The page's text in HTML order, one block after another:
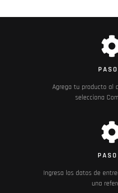
Agrega tu producto al
selecciona
Ingresa los datos de
una